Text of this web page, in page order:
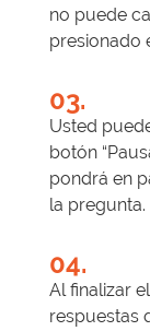
no puede
presionado
03.
Usted
botón
pondrá en
la pregunta.
04.
Al finalizar
respuestas